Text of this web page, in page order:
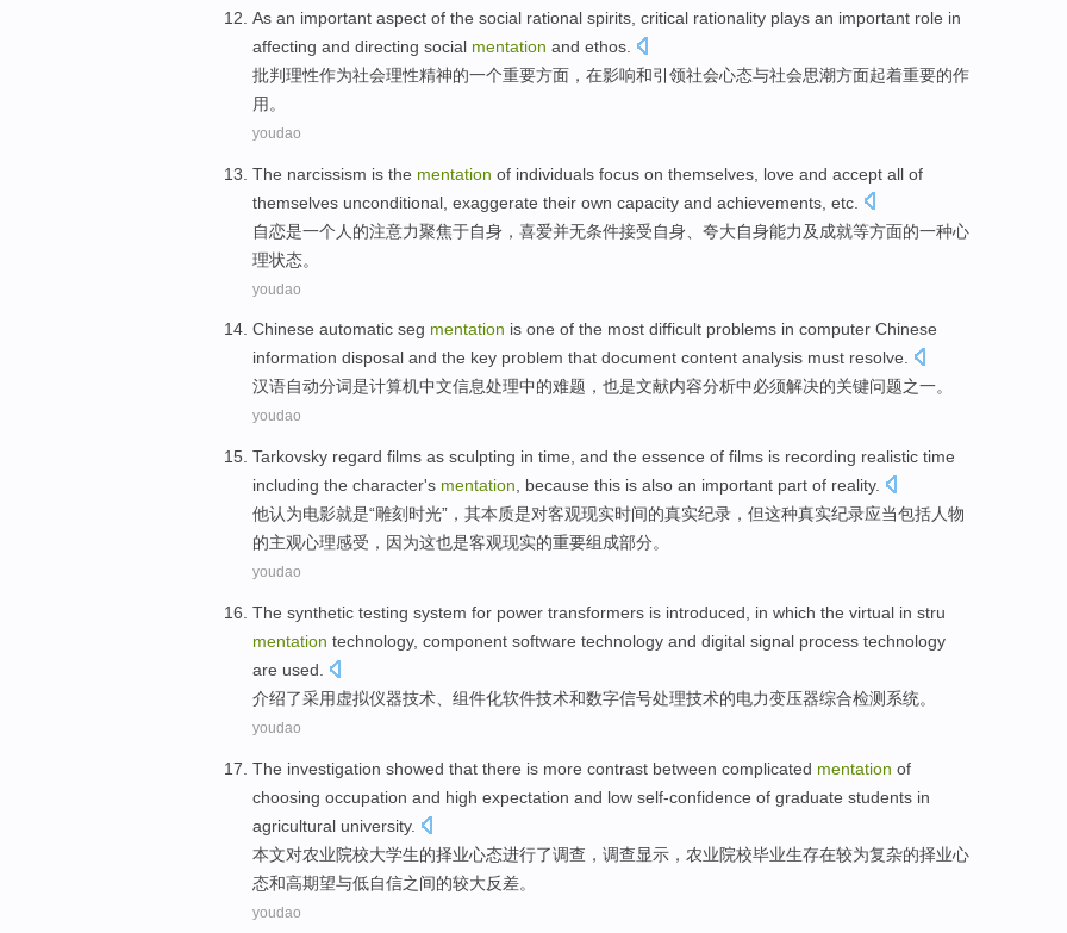
As an important aspect of the social rational spirits critical rationality plays an important role in
affecting and directing social mentation and ethos
批判理性作为社会理性精神的一个重要方面 ， 在影响和引领社会心态与社会思潮方面起着重要的作
用 。
youdao
The narcissism is the mentation of individuals focus on themselves love and accept all of
themselves unconditional , exaggerate their own capacity and achievements etc
自恋是一个 人 的注意力聚焦于自身 ， 喜爱并无条件接受自身、 夸大自身能力及成就等方面的一种心
理状态。
youdao
Chinese automatic seg mentation is one of the most difficult problems in computer Chinese
information disposal and the key problem that document content analysis must resolve.
汉语自动分词是计算机中文信息处理中的难题 ，也是文献内容分析中必须解决的关键问题之一。
youdao
Tarkovsky regard films as sculpting in time , and the essence of films is recording realistic time
including the character's mentation because this is also an important part of reality.
他认为电影就是“雕刻 时光”， 其本质是对客观现实时间的真实纪录 ，但这种真实纪录应当包括人物
的主观心理感受， 因为这也是客观现实的重要组成部分。
youdao
The synthetic testing system for power transformers is introduced , in which the virtual in stru
mentation technology, component software technology and digital signal process technology
are used.
介绍了采用 虚拟仪器技术 组件化软件技术和数字信号处理技术的电力变压器综合检测 系统。
youdao
The investigation showed that there is more contrast between complicated mentation of
choosing occupation and high expectation and low self-confidence of graduate students in
agricultural university.
本文对农业院校大学生的择业心态进行了调查，调查显示 ，农业院校毕业生存在较为复杂的择业心
态和高期望与低自信之间的较大反差。
youdao